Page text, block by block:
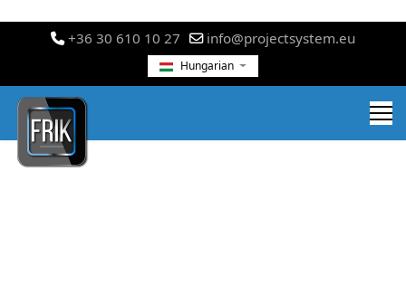
+36 30 610 10 27 info@projectsystem.eu
Hungarian